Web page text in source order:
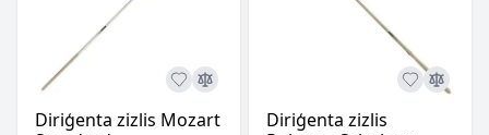
Diriģenta zizlis Mozart
Diriģenta zizlis